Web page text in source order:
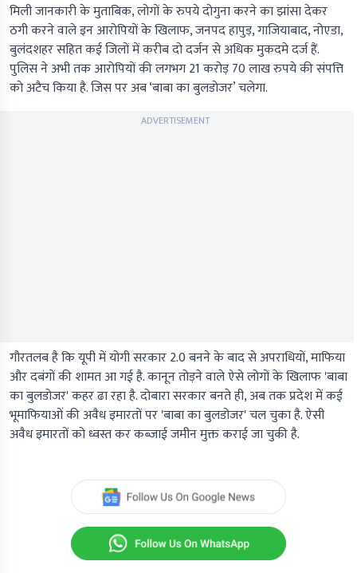
मिली जानकारी के मुताबिक, लोगों के रुपये दोगुना करने का झांसा देकर
ठगी करने वाले इन आरोपियों के खिलाफ, जनपद हापुड़, गाजियाबाद, नोएडा,
बुलंदशहर सहित कई जिलों में करीब दो दर्जन से अधिक मुकदमे दर्ज हैं.
पुलिस ने अभी तक आरोपियों की लगभग 21 करोड़ 70 लाख रुपये की संपत्ति
को अटैच किया है. जिस पर अब ‘बाबा का बुलडोजर’ चलेगा.
ADVERTISEMENT
गौरतलब है कि यूपी में योगी सरकार 2.0 बनने के बाद से अपराधियों, माफिया
और दबंगों की शामत आ गई है. कानून तोड़ने वाले ऐसे लोगों के खिलाफ 'बाबा
का बुलडोजर' कहर ढा रहा है. दोबारा सरकार बनते ही, अब तक प्रदेश में कई
भूमाफियाओं की अवैध इमारतों पर 'बाबा का बुलडोजर' चल चुका है. ऐसी
अवैध इमारतों को ध्वस्त कर कब्जाई जमीन मुक्त कराई जा चुकी है.